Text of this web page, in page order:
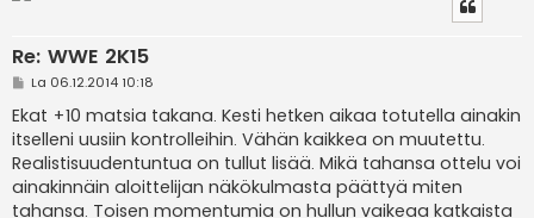
Re: WWE 2K15
V
e
s
t
i
La 06.12.2014 10:18
Ekat +10 matsia takana. Kesti hetken aikaa totutella ainakin
itselleni uusiin kontrolleihin. Vähän kaikkea on muutettu.
Realistisuudentuntua on tullut lisää. Mikä tahansa ottelu voi
ainakinnäin aloittelijan näkökulmasta päättyä miten
tahansa. Toisen momentumia on hullun vaikeaa katkaista